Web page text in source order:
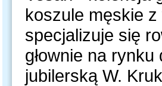
koszule męskie z
specjalizuje się
głownie na
jubilerską W.